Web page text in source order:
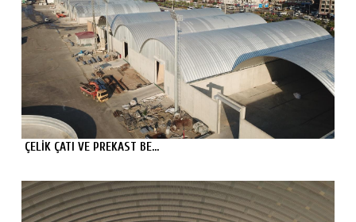
ÇELİK ÇATI VE PREKAST BE...